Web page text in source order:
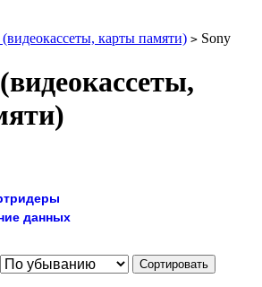
карты памяти) > Sony
данных